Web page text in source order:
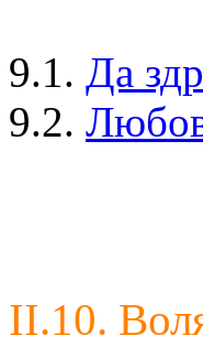
9.1. Да
9.2.
II.10.